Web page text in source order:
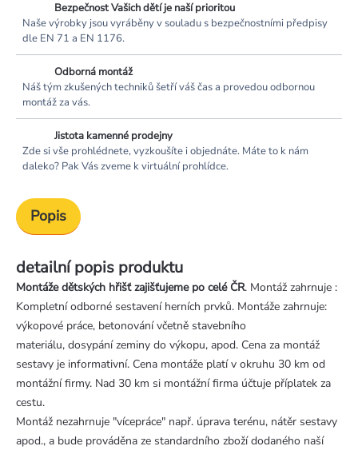
Bezpečnost Vašich dětí je naší prioritou
Naše výrobky jsou vyráběny v souladu s bezpečnostními předpisy
dle EN 71 a EN 1176.
Odborná montáž
Náš tým zkušených techniků šetří váš čas a provedou odbornou
montáž za vás.
Jistota kamenné prodejny
Zde si vše prohlédnete, vyzkoušíte i objednáte. Máte to k nám
daleko? Pak Vás zveme k virtuální prohlídce.
Popis
detailní popis produktu
Montáže dětských hřišť zajišťujeme po celé ČR. Montáž zahrnuje :
Kompletní odborné sestavení herních prvků. Montáže zahrnuje:
výkopové práce, betonování včetně stavebního
materiálu, dosypání zeminy do výkopu, apod. Cena za montáž
sestavy je informativní. Cena montáže platí v okruhu 30 km od
montážní firmy. Nad 30 km si montážní firma účtuje příplatek za
cestu.
Montáž nezahrnuje "vícepráce" např. úprava terénu, nátěr sestavy
apod., a bude prováděna ze standardního zboží dodaného naší